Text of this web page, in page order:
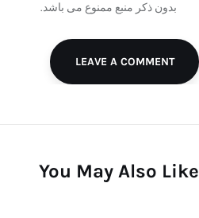
بدون ذکر منبع ممنوع می باشد.
LEAVE A COMMENT
You May Also Like